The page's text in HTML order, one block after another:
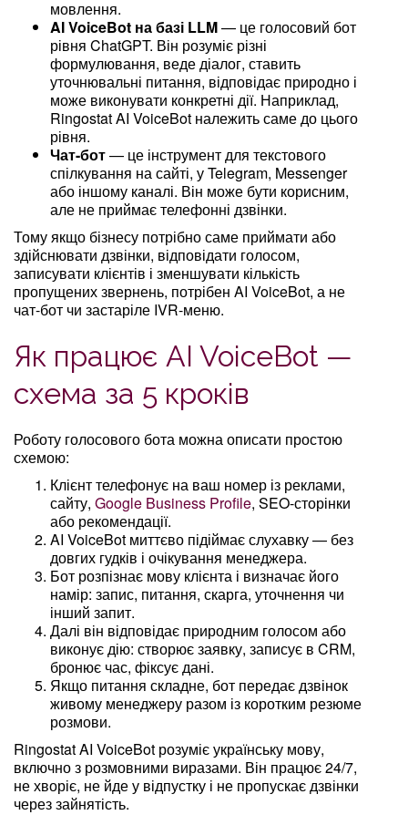
мовлення.
AI VoiceBot на базі LLM— це голосовий бот
рівня ChatGPT. Він розуміє різні
формулювання, веде діалог, ставить
уточнювальні питання, відповідає природно і
може виконувати конкретні дії. Наприклад,
Ringostat AI VoiceBot належить саме до цього
рівня.
Чат-бот— це інструмент для текстового
спілкування на сайті, у Telegram, Messenger
або іншому каналі. Він може бути корисним,
але не приймає телефонні дзвінки.
Тому якщо бізнесу потрібно саме приймати або
здійснювати дзвінки, відповідати голосом,
записувати клієнтів і зменшувати кількість
пропущених звернень, потрібен AI VoiceBot, а не
чат-бот чи застаріле IVR-меню.
Як працює AI VoiceBot —
схема за 5 кроків
Роботу голосового бота можна описати простою
схемою:
Клієнт телефонує на ваш номер із реклами,
сайту, Google Business Profile, SEO-сторінки
або рекомендації.
AI VoiceBot миттєво підіймає слухавку — без
довгих гудків і очікування менеджера.
Бот розпізнає мову клієнта і визначає його
намір: запис, питання, скарга, уточнення чи
інший запит.
Далі він відповідає природним голосом або
виконує дію: створює заявку, записує в CRM,
бронює час, фіксує дані.
Якщо питання складне, бот передає дзвінок
живому менеджеру разом із коротким резюме
розмови.
Ringostat AI VoiceBot розуміє українську мову,
включно з розмовними виразами. Він працює 24/7,
не хворіє, не йде у відпустку і не пропускає дзвінки
через зайнятість.